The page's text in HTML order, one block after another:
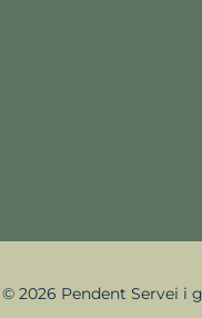
© 2026 Pendent Servei i